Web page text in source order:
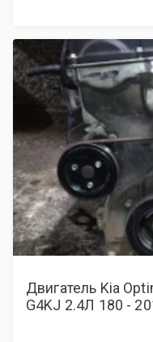
Двигатель Kia
G4KJ 2.4Л 180 -